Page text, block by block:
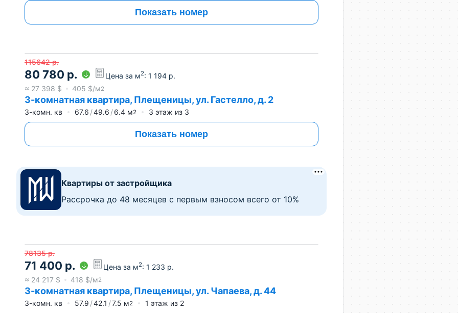
Показать номер
115642 р.
80 780 р. Цена за м2: 1 194 р.
≈ 27 398 $ 405 $/м2
3-комнатная квартира, Плещеницы, ул. Гастелло, д. 2
3-комн. кв 67.6 49.6 6.4 м2 3 этаж из 3
Показать номер
78135 р.
71 400 р. Цена за м2: 1 233 р.
≈ 24 217 $ 418 $/м2
3-комнатная квартира, Плещеницы, ул. Чапаева, д. 44
3-комн. кв 57.9 42.1 7.5 м2 1 этаж из 2
Квартиры от застройщика
Рассрочка до 48 месяцев с первым взносом всего от 10%